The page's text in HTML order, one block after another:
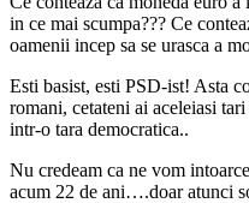
in ce mai scumpa??? Ce
oamenii incep sa se urasca a
Esti basist, esti PSD-ist! Asta
romani, cetateni ai aceleiasi
intr-o tara democratica..
Nu credeam ca ne vom
acum 22 de ani….doar atunci